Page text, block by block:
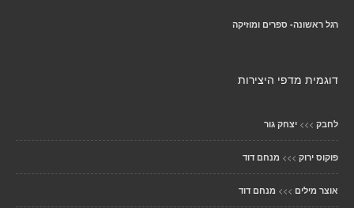
רגל ראשונה- ספרים ומוזיקה
דוגמית מדפי היצירות
לחבק >>> יצחק גור
פוקוס ירוק >>> מנחם דוד
אוצר מילים >>> מנחם דוד